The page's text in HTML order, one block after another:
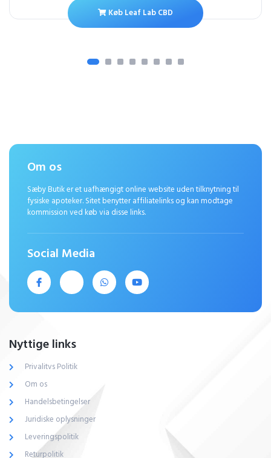
Køb Leaf Lab CBD
Om os
Sæby Butik er et uafhængigt online website uden tilknytning til
fysiske apoteker. Sitet benytter affiliatelinks og kan modtage
kommission ved køb via disse links.
Social Media
Nyttige links
Privalitvs Politik
Om os
Handelsbetingelser
Juridiske oplysninger
Leveringspolitik
Returpolitik